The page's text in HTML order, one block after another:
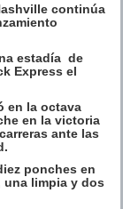
continúa
estadía de
Express el
en la octava
en la victoria
ante las
ponches en
una limpia y dos